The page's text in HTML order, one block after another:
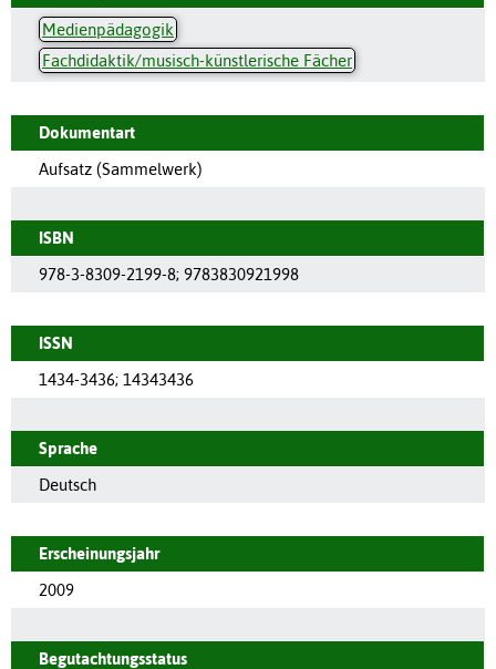
Medienpädagogik
Fachdidaktik/musisch-künstlerische Fächer
Dokumentart
Aufsatz (Sammelwerk)
ISBN
978-3-8309-2199-8; 9783830921998
ISSN
1434-3436; 14343436
Sprache
Deutsch
Erscheinungsjahr
2009
Begutachtungsstatus